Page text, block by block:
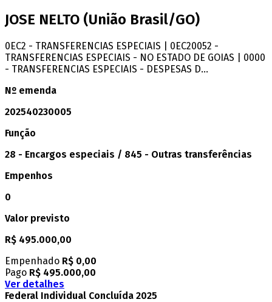
JOSE NELTO (União Brasil/GO)
0EC2 - TRANSFERENCIAS ESPECIAIS | 0EC20052 -
TRANSFERENCIAS ESPECIAIS - NO ESTADO DE GOIAS | 0000
- TRANSFERENCIAS ESPECIAIS - DESPESAS D...
Nº emenda
202540230005
Função
28 - Encargos especiais / 845 - Outras transferências
Empenhos
0
Valor previsto
R$ 495.000,00
Empenhado R$ 0,00
Pago R$ 495.000,00
Ver detalhes
Federal Individual Concluída 2025